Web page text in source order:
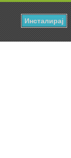
Инсталирај